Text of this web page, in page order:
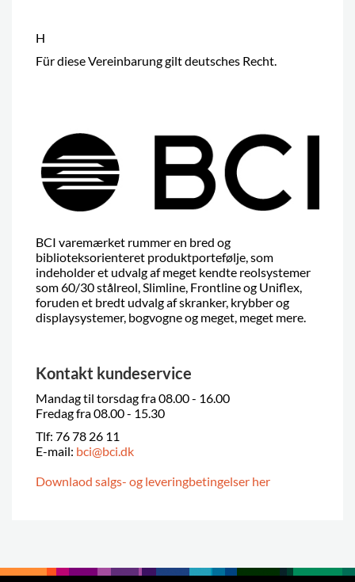
H
Für diese Vereinbarung gilt deutsches Recht.
BCI varemærket rummer en bred og
biblioteksorienteret produktportefølje, som
indeholder et udvalg af meget kendte reolsystemer
som 60/30 stålreol, Slimline, Frontline og Uniflex,
foruden et bredt udvalg af skranker, krybber og
displaysystemer, bogvogne og meget, meget mere.
Kontakt kundeservice
Mandag til torsdag fra 08.00 - 16.00
Fredag fra 08.00 - 15.30
Tlf: 76 78 26 11
E-mail: bci@bci.dk
Downlaod salgs- og leveringbetingelser her